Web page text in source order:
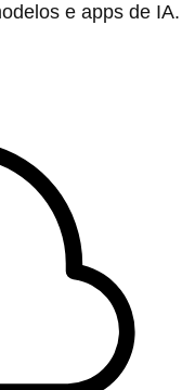
e apps de IA.